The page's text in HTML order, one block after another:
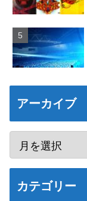
アーカイブ
カテゴリー